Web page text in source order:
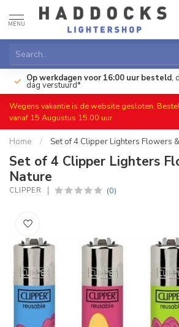
MENU
Op werkdagen voor 16:00 uur besteld,
dag verstuurd*
Wegens vakantie is de website gesloten.
vanaf 15 Augustus 15.00 uur
Home / Set of 4 Clipper Lighters Flowers
Set of 4 Clipper Lighters
Nature
CLIPPER (0)